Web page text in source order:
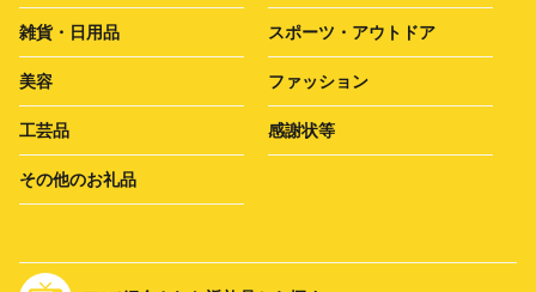
雑貨・日用品 スポーツ・アウトドア
美容 ファッション
工芸品 感謝状等
その他のお礼品